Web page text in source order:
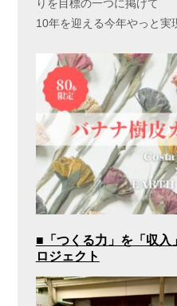
りを目標の一つに掲げて
10年を迎える今年やっと実
■「つくる力」を「収入
ロジェクト